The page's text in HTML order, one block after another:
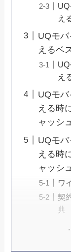
え
UQモ
えるベ
え
UQモ
える時
ャッシ
UQモ
える時
ャッシ
ワ
契
典